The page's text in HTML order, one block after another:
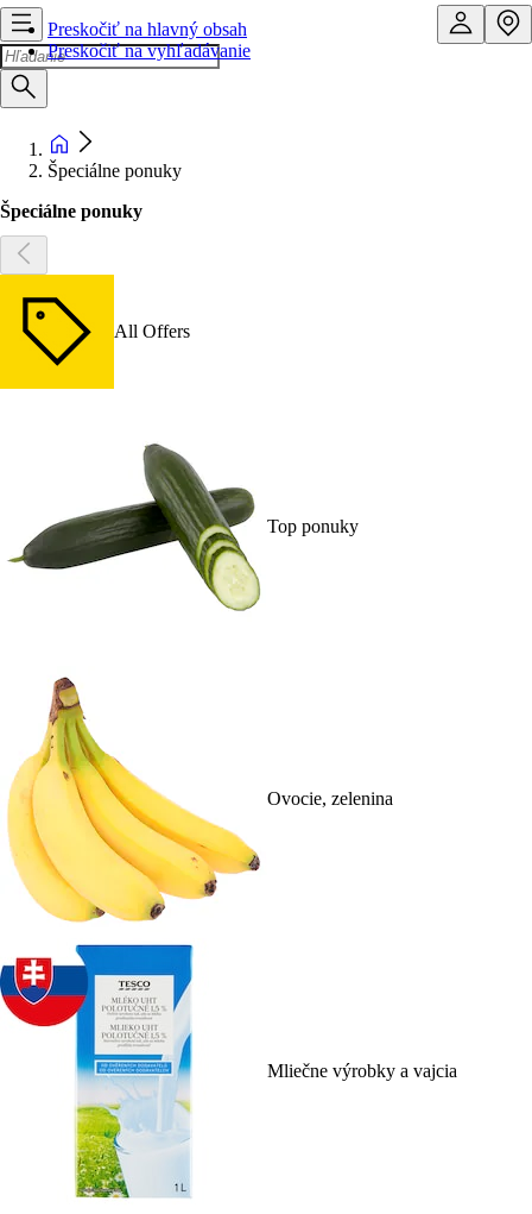
Preskočiť na hlavný obsah
Preskočiť na vyhľadávanie
Špeciálne ponuky
Špeciálne ponuky
All Offers
Top ponuky
Ovocie, zelenina
Mliečne výrobky a vajcia